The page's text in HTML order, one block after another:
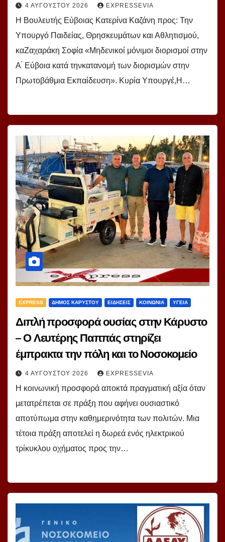
4 ΑΥΓΟΎΣΤΟΥ 2026 EXPRESSEVIA
Η Βουλευτής Εύβοιας Κατερίνα Καζάνη προς: Την
Υπουργό Παιδείας, Θρησκευμάτων και Αθλητισμού,
καΖαχαράκη Σοφία «Μηδενικοί μόνιμοι διορισμοί στην
Α ́ Εύβοια κατά τηνκατανομή των διορισμών στην
Πρωτοβάθμια Εκπαίδευση». Κυρία Υπουργέ,Η…
EXPRESS ΔΗΜΟΣ ΚΑΡΥΣΤΟΥ ΕΙΔΗΣΕΙΣ ΚΟΙΝΩΝΙΑ ΥΓΕΙΑ
Διπλή προσφορά ουσίας στην Κάρυστο
– Ο Λευτέρης Παππάς στηρίζει
έμπρακτα την πόλη και το Νοσοκομείο
4 ΑΥΓΟΎΣΤΟΥ 2026 EXPRESSEVIA
Η κοινωνική προσφορά αποκτά πραγματική αξία όταν
μετατρέπεται σε πράξη που αφήνει ουσιαστικό
αποτύπωμα στην καθημερινότητα των πολιτών. Μια
τέτοια πράξη αποτελεί η δωρεά ενός ηλεκτρικού
τρίκυκλου οχήματος προς την…